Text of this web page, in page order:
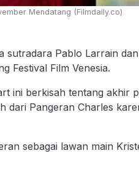
Mendatang (Filmdaily.co)
sutradara Pablo Larrain
Festival Film Venesia.
ini berkisah tentang akhir
dari Pangeran Charles
sebagai lawan main